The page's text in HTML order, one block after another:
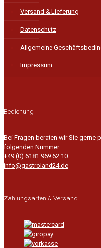
Versand & Lieferung
Datenschutz
Allgemeine
Impressum
Bedienung
Bei Fragen beraten wir Sie gerne
folgenden Nummer:
+49 (0) 6181 969 62 10
info@gastroland24.de
Zahlungsarten & Versand